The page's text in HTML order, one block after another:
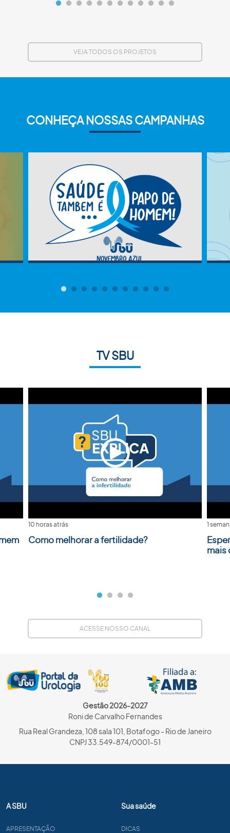
VEJA TODOS OS PROJETOS
CONHEÇA NOSSAS CAMPANHAS
TV SBU
10 horas atrás
Como melhorar a fertilidade?
1
mais
ACESSE NOSSO CANAL
Gestão 2026-2027
Roni de Carvalho Fernandes
Rua Real Grandeza, 108 sala 101, Botafogo - Rio de Janeiro
CNPJ 33.549-874/0001-51
A SBU
APRESENTAÇÃO
Sua saúde
DICAS